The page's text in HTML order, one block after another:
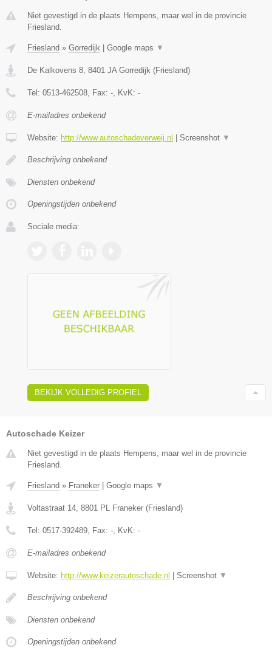
Niet gevestigd in de plaats Hempens, maar wel in de provincie
Friesland.
Friesland » Gorredijk Google maps ▼
De Kalkovens 8, 8401 JA Gorredijk (Friesland)
Tel: 0513-462508, Fax: -, KvK: -
E-mailadres onbekend
Website: http://www.autoschadeverweij.nl Screenshot ▼
Beschrijving onbekend
Diensten onbekend
Openingstijden onbekend
Sociale media:
BEKIJK VOLLEDIG PROFIEL
Autoschade Keizer
Niet gevestigd in de plaats Hempens, maar wel in de provincie
Friesland.
Friesland » Franeker Google maps ▼
Voltastraat 14, 8801 PL Franeker (Friesland)
Tel: 0517-392489, Fax: -, KvK: -
E-mailadres onbekend
Website: http://www.keizerautoschade.nl Screenshot ▼
Beschrijving onbekend
Diensten onbekend
Openingstijden onbekend